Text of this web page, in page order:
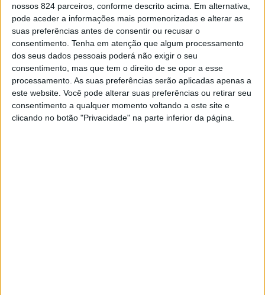
nossos 824 parceiros, conforme descrito acima. Em alternativa,
pode aceder a informações mais pormenorizadas e alterar as
suas preferências antes de consentir ou recusar o
consentimento. Tenha em atenção que algum processamento
dos seus dados pessoais poderá não exigir o seu
consentimento, mas que tem o direito de se opor a esse
processamento. As suas preferências serão aplicadas apenas a
este website. Você pode alterar suas preferências ou retirar seu
consentimento a qualquer momento voltando a este site e
clicando no botão "Privacidade" na parte inferior da página.
6 – E a vida resume-se em tentar estabelecer
novos recordes. Do género “Hoje vou conseguir
vestir-me e ficar pronto para sair em cinco
minutos.”
7 – São incapazes de elaborar frases coerentes
ou complexas antes das nove da manhã.